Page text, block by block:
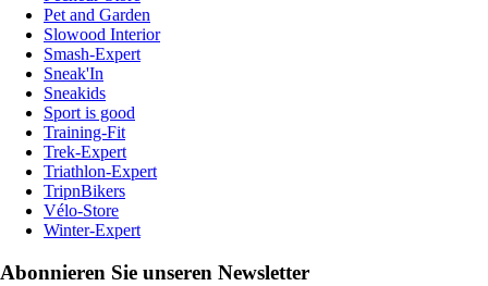
Pet and Garden
Slowood Interior
Smash-Expert
Sneak'In
Sneakids
Sport is good
Training-Fit
Trek-Expert
Triathlon-Expert
TripnBikers
Vélo-Store
Winter-Expert
Abonnieren Sie unseren Newsletter